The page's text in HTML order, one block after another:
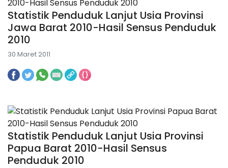
Statistik Penduduk Lanjut Usia Provinsi
Jawa Barat 2010-Hasil Sensus Penduduk
2010
30 Maret 2011
Statistik Penduduk Lanjut Usia Provinsi
Papua Barat 2010-Hasil Sensus
Penduduk 2010